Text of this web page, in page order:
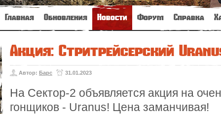
Главная Обновления Новости Форум Справка
Акция: Стритрейсерский
Автор: Барс 31.01.2023
На Сектор-2 объявляется акция на
гонщиков - Uranus! Цена заманчивая!